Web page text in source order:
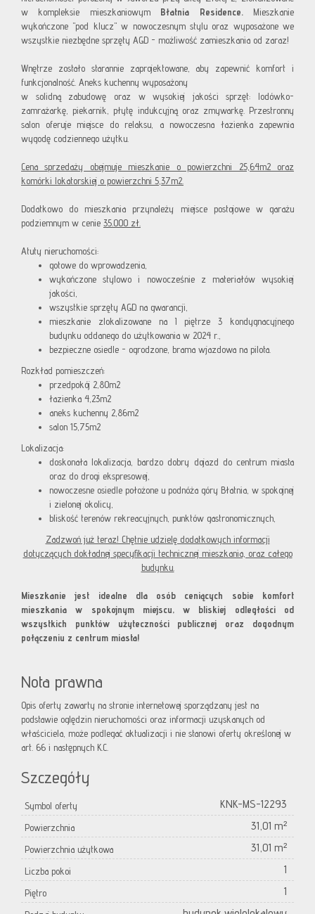
w kompleksie mieszkaniowym Błatnia Residence. Mieszkanie
wykończone "pod klucz" w nowoczesnym stylu oraz wyposażone we
wszystkie niezbędne sprzęty AGD - możliwość zamieszkania od zaraz!
Wnętrze zostało starannie zaprojektowane, aby zapewnić komfort i
funkcjonalność. Aneks kuchenny wyposażony
w solidną zabudowę oraz w wysokiej jakości sprzęt: lodówko-
zamrażarkę, piekarnik, płytę indukcyjną oraz zmywarkę. Przestronny
salon oferuje miejsce do relaksu, a nowoczesna łazienka zapewnia
wygodę codziennego użytku.
Cena sprzedaży obejmuje mieszkanie o powierzchni 25,64m2 oraz
komórki lokatorskiej o powierzchni 5,37m2.
Dodatkowo do mieszkania przynależy miejsce postojowe w garażu
podziemnym w cenie 35.000 zł.
Atuty nieruchomości:
gotowe do wprowadzenia,
wykończone stylowo i nowocześnie z materiałów wysokiej
jakości,
wszystkie sprzęty AGD na gwarancji,
mieszkanie zlokalizowane na I piętrze 3 kondygnacyjnego
budynku oddanego do użytkowania w 2024 r.,
bezpieczne osiedle - ogrodzone, brama wjazdowa na pilota.
Rozkład pomieszczeń:
przedpokój 2,80m2
łazienka 4,23m2
aneks kuchenny 2,86m2
salon 15,75m2
Lokalizacja:
doskonała lokalizacja, bardzo dobry dojazd do centrum miasta
oraz do drogi ekspresowej,
nowoczesne osiedle położone u podnóża góry Błatnia, w spokojnej
i zielonej okolicy,
bliskość terenów rekreacyjnych, punktów gastronomicznych,
Zadzwoń już teraz! Chętnie udzielę dodatkowych informacji
dotyczących dokładnej specyfikacji technicznej mieszkania, oraz całego
budynku.
Mieszkanie jest idealne dla osób ceniących sobie komfort
mieszkania w spokojnym miejscu, w bliskiej odległości od
wszystkich punktów użyteczności publicznej oraz dogodnym
połączeniu z centrum miasta!
Nota prawna
Opis oferty zawarty na stronie internetowej sporządzany jest na
podstawie oględzin nieruchomości oraz informacji uzyskanych od
właściciela, może podlegać aktualizacji i nie stanowi oferty określonej w
art. 66 i następnych K.C.
Szczegóły
Symbol oferty KNK-MS-12293
Powierzchnia 31,01 m²
Powierzchnia użytkowa 31,01 m²
Liczba pokoi 1
Piętro 1